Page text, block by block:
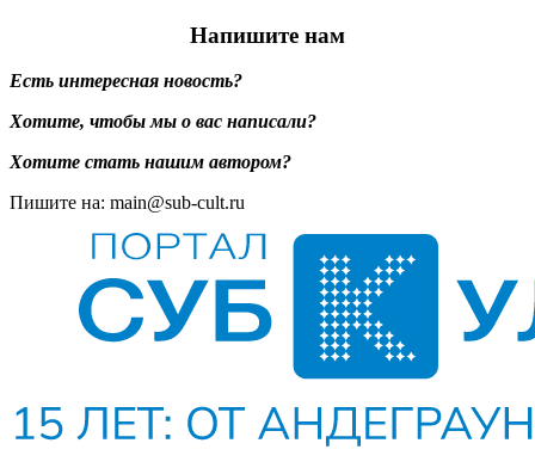
Напишите нам
Есть интересная новость?
Хотите, чтобы мы о вас написали?
Хотите стать нашим автором?
Пишите на: main@sub-cult.ru